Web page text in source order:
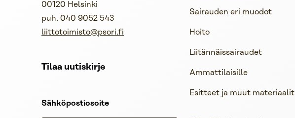
00120 Helsinki
puh. 040 9052 543
liittotoimisto@psori.fi
Tilaa uutiskirje
Sähköpostiosoite
Sairauden eri muodot
Hoito
Liitännäissairaudet
Ammattilaisille
Esitteet ja muut materiaalit